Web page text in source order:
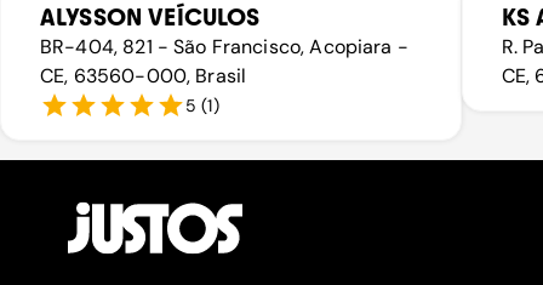
ALYSSON VEÍCULOS
BR-404, 821 - São Francisco, Acopiara -
CE, 63560-000, Brasil
5 (1)
KS
R.
CE,